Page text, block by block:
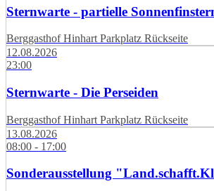
Sternwarte - partielle
Berggasthof Hinhart Parkplatz Rückseite
12.08.2026
23:00
Sternwarte - Die Perseiden
Berggasthof Hinhart Parkplatz Rückseite
13.08.2026
08:00 - 17:00
Sonderausstellung